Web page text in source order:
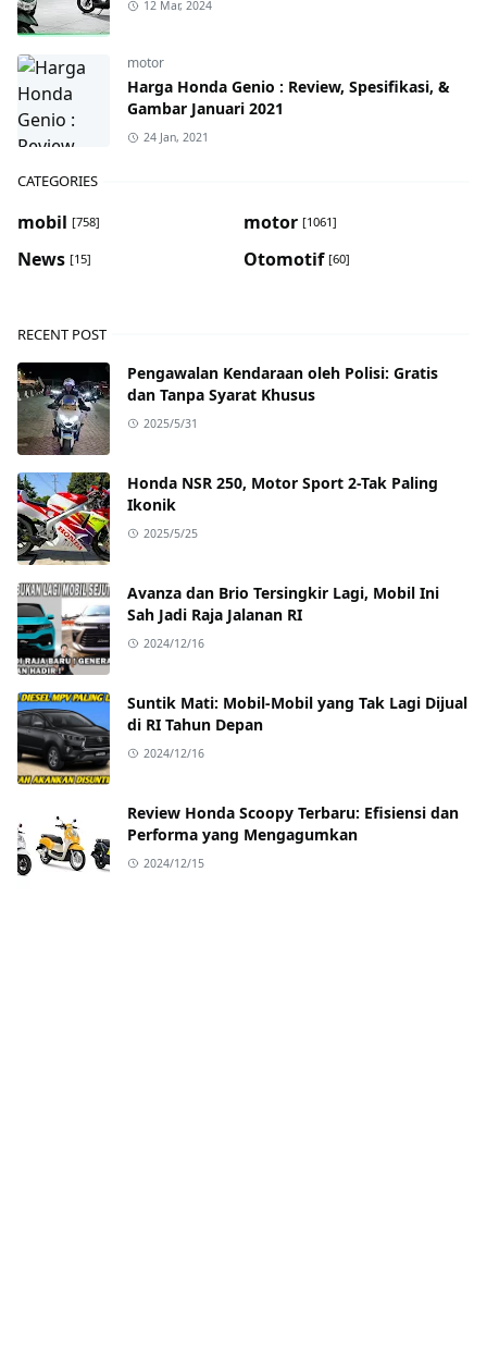
12 Mar, 2024
motor
Harga Honda Genio : Review, Spesifikasi, &
Gambar Januari 2021
24 Jan, 2021
CATEGORIES
mobil [758] motor [1061]
News [15] Otomotif [60]
RECENT POST
Pengawalan Kendaraan oleh Polisi: Gratis
dan Tanpa Syarat Khusus
2025/5/31
Honda NSR 250, Motor Sport 2-Tak Paling
Ikonik
2025/5/25
Avanza dan Brio Tersingkir Lagi, Mobil Ini
Sah Jadi Raja Jalanan RI
2024/12/16
Suntik Mati: Mobil-Mobil yang Tak Lagi Dijual
di RI Tahun Depan
2024/12/16
Review Honda Scoopy Terbaru: Efisiensi dan
Performa yang Mengagumkan
2024/12/15